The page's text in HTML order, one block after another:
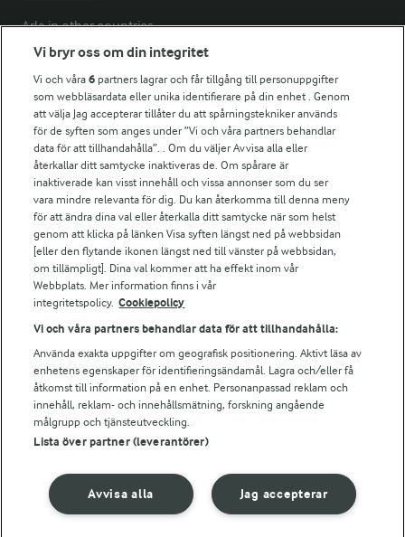
Arla in other countries
Fler Arlasajter
För ägare
Arlas kundportal
Arla.com
Falbygdens Ost
Arla webbshop
Bildbank
Följ oss
© 2026 Arla Foods
Ändra cookie-inställningar
Vi bryr oss om din integritet
Vi och våra6 partners lagrar och får tillgång till personuppgifter
som webbläsardata eller unika identifierare på din enhet . Genom
att välja Jag accepterar tillåter du att spårningstekniker används
för de syften som anges under ”Vi och våra partners behandlar
data för att tillhandahålla”. . Om du väljer Avvisa alla eller
återkallar ditt samtycke inaktiveras de. Om spårare är
inaktiverade kan visst innehåll och vissa annonser som du ser
vara mindre relevanta för dig. Du kan återkomma till denna meny
för att ändra dina val eller återkalla ditt samtycke när som helst
genom att klicka på länken Visa syften längst ned på webbsidan
[eller den flytande ikonen längst ned till vänster på webbsidan,
om tillämpligt]. Dina val kommer att ha effekt inom vår
Webbplats. Mer information finns i vår
integritetspolicy. Cookiepolicy
Vi och våra partners behandlar data för att tillhandahålla:
Använda exakta uppgifter om geografisk positionering. Aktivt läsa av
enhetens egenskaper för identifieringsändamål. Lagra och/eller få
åtkomst till information på en enhet. Personanpassad reklam och
innehåll, reklam- och innehållsmätning, forskning angående
målgrupp och tjänsteutveckling.
Lista över partner (leverantörer)
Jag accepterar
Avvisa alla